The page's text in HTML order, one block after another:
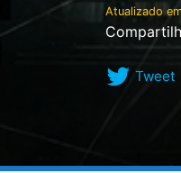
Atualizado
Tweet